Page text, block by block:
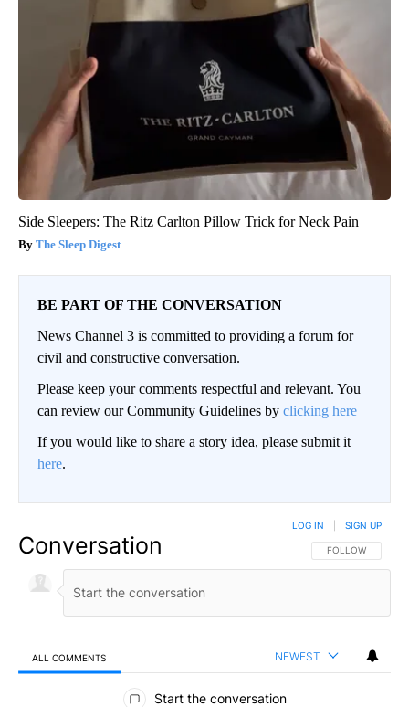
Side Sleepers: The Ritz Carlton Pillow Trick for Neck Pain
The Sleep Digest
BE PART OF THE CONVERSATION
News Channel 3 is committed to providing a forum for
civil and constructive conversation.
Please keep your comments respectful and relevant. You
can review our Community Guidelines by clicking here
If you would like to share a story idea, please submit it
here.
Conversation FOLLOW THIS
FOLLOW
LOG IN SIGN UP
ALL COMMENTS NEWEST
All Comments
Start the conversation